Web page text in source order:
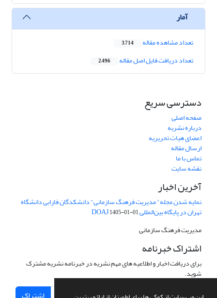
آمار
تعداد مشاهده مقاله 3,714
تعداد دریافت فایل اصل مقاله 2,496
دسترسی سریع
صفحه اصلی
درباره نشریه
اعضای هیات تحریریه
ارسال مقاله
تماس با ما
نقشه سایت
آخرین اخبار
نمایه شدن مجله" مدیریت فرهنگ سازمانی" دانشکدگان فارابی دانشگاه
تهران در پایگاه بین‌المللی DOAJ1405-01-01
مدیریت فرهنگ سازمانی
اشتراک خبرنامه
برای دریافت اخبار و اطلاعیه های مهم نشریه در خبرنامه نشریه مشترک
شوید.